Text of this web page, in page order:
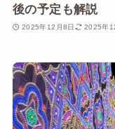
後の予定も解説
2025年12月8日 2025年